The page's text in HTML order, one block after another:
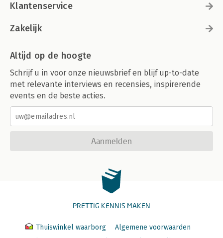
Klantenservice
Zakelijk
Altijd op de hoogte
Schrijf u in voor onze nieuwsbrief en blijf up-to-date
met relevante interviews en recensies, inspirerende
events en de beste acties.
Aanmelden
PRETTIG KENNIS MAKEN
Thuiswinkel waarborg
Algemene voorwaarden